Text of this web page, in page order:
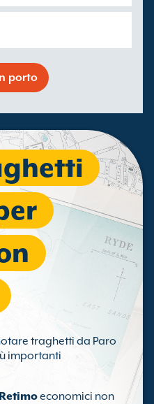
porto
traghetti da Paro
importanti
economici non